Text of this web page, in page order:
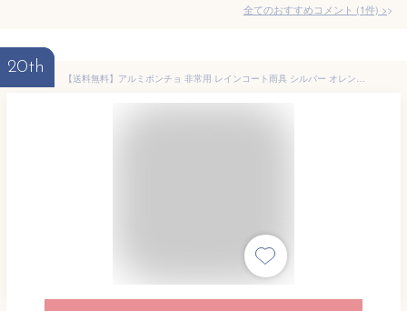
全てのおすすめコメント (1件) >
20th
【送料無料】アルミポンチョ 非常用 レインコート雨具 シルバー オレンジ サバイバルシート 災害時 防災グッズ 遮熱シート 2Way リバーシブル 軽量コンパクト 防災グッズ 登山 アウトドア 防災用具 防寒 保温 防水 防風 目隠し 即納 全国送料無料 ポイント消化 お買いまわり